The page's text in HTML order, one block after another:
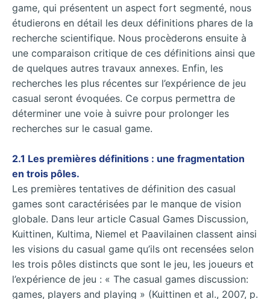
game, qui présentent un aspect fort segmenté, nous
étudierons en détail les deux définitions phares de la
recherche scientifique. Nous procèderons ensuite à
une comparaison critique de ces définitions ainsi que
de quelques autres travaux annexes. Enfin, les
recherches les plus récentes sur l’expérience de jeu
casual seront évoquées. Ce corpus permettra de
déterminer une voie à suivre pour prolonger les
recherches sur le casual game.
2.1 Les premières définitions : une fragmentation
en trois pôles.
Les premières tentatives de définition des casual
games sont caractérisées par le manque de vision
globale. Dans leur article Casual Games Discussion,
Kuittinen, Kultima, Niemel et Paavilainen classent ainsi
les visions du casual game qu’ils ont recensées selon
les trois pôles distincts que sont le jeu, les joueurs et
l’expérience de jeu : « The casual games discussion:
games, players and playing » (Kuittinen et al., 2007, p.